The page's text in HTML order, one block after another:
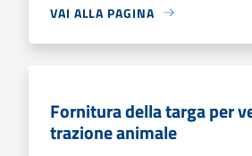
VAI ALLA PAGINA
Fornitura della targa per
trazione animale